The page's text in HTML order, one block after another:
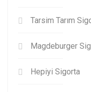
Tarsim Tarım
Magdeburger
Hepiyi Sigorta